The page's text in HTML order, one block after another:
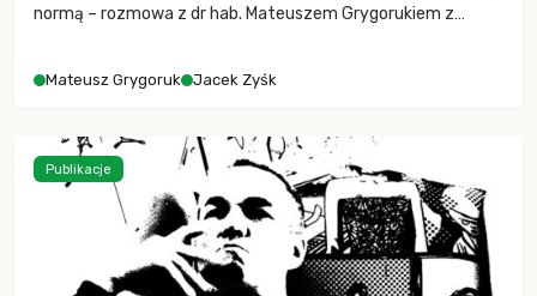
normą – rozmowa z dr hab. Mateuszem Grygorukiem z
Mateusz Grygoruk Jacek Zyśk
Publikacje